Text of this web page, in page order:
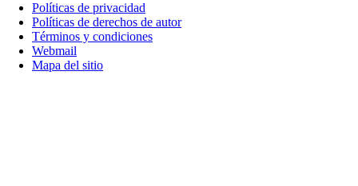
Políticas de privacidad
Políticas de derechos de autor
Términos y condiciones
Webmail
Mapa del sitio